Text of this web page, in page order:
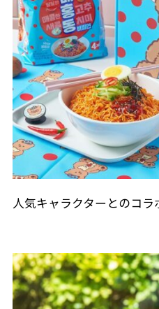
人気キャラクターとのコラ